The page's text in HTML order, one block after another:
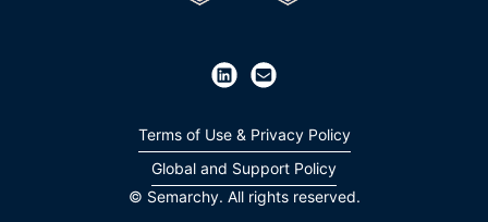
© Semarchy. All rights reserved.
Terms of Use & Privacy Policy
Global and Support Policy